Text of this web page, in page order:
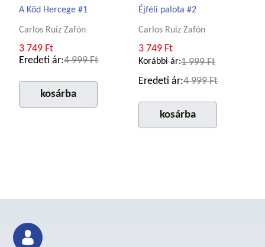
A Köd Hercege #1
Carlos Ruiz Zafón
3 749 Ft
Eredeti ár:4 999 Ft
kosárba
Éjféli palota #2
Carlos Ruiz Zafón
3 749 Ft
Korábbi ár:1 999 Ft
Eredeti ár:4 999 Ft
kosárba